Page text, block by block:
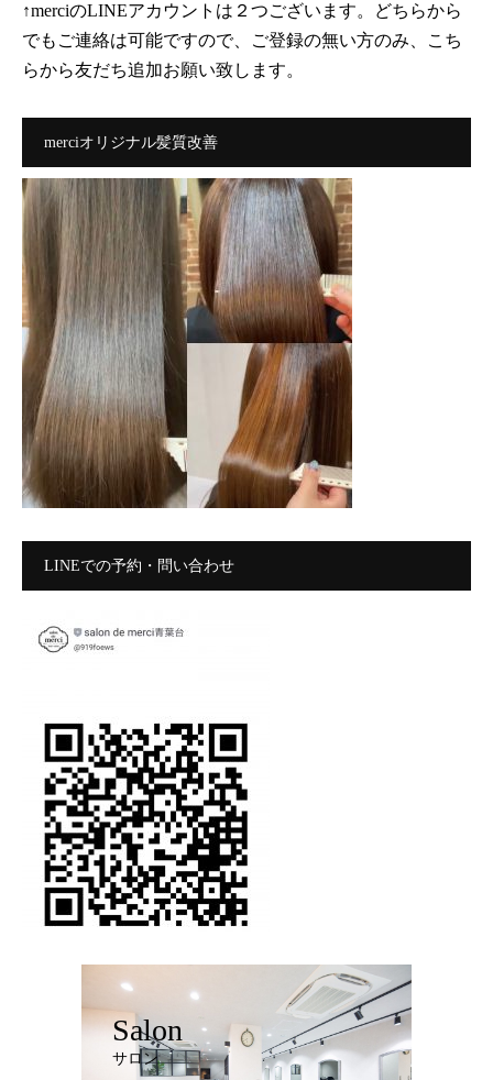
↑merciのLINEアカウントは２つございます。どちらから
でもご連絡は可能ですので、ご登録の無い方のみ、こち
らから友だち追加お願い致します。
merciオリジナル髪質改善
LINEでの予約・問い合わせ
Salon
サロン